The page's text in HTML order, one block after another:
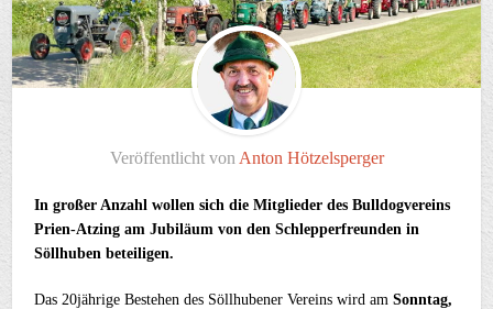
Veröffentlicht von Anton Hötzelsperger
In großer Anzahl wollen sich die Mitglieder des Bulldogvereins
Prien-Atzing am Jubiläum von den Schlepperfreunden in
Söllhuben beteiligen.
Das 20jährige Bestehen des Söllhubener Vereins wird amSonntag,